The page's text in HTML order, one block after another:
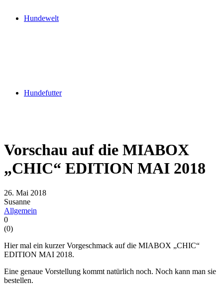
Hundewelt
Hundefutter
Vorschau auf die MIABOX
„CHIC“ EDITION MAI 2018
26. Mai 2018
Susanne
Allgemein
0
(0)
Hier mal ein kurzer Vorgeschmack auf die MIABOX „CHIC“
EDITION MAI 2018.
Eine genaue Vorstellung kommt natürlich noch. Noch kann man sie
bestellen.